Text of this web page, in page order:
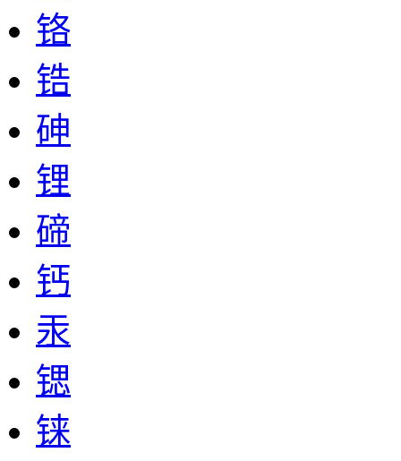
铬
锆
砷
锂
碲
钙
汞
锶
铼